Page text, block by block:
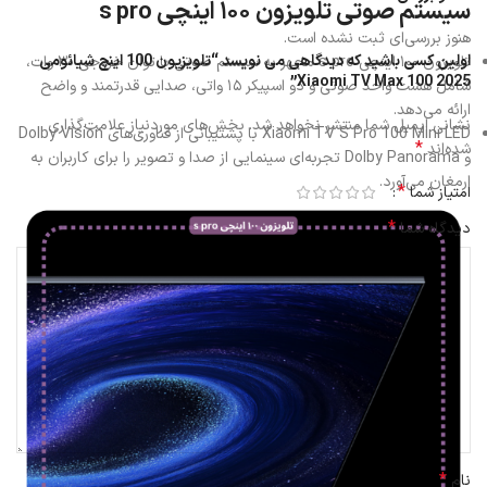
سیستم صوتی تلویزون ۱۰۰ اینچی s pro
تلویزون ۱۰۰ اینچی s pro مجهز به سیستم صوتی با توان خروجی ۳۰ وات،
شامل هشت واحد صوتی و دو اسپیکر ۱۵ واتی، صدایی قدرتمند و واضح
ارائه می‌دهد.
Xiaomi TV S Pro 100 Mini LED با پشتیبانی از فناوری‌های Dolby Vision
و Dolby Panorama تجربه‌ای سینمایی از صدا و تصویر را برای کاربران به
ارمغان می‌آورد.
هنوز بررسی‌ای ثبت نشده است.
اولین کسی باشید که دیدگاهی می نویسد “تلویزیون 100 اینچ شیائومی
2025 Xiaomi TV Max 100”
نشانی ایمیل شما منتشر نخواهد شد. بخش‌های موردنیاز علامت‌گذاری
شده‌اند*
امتیاز شما*
دیدگاه شما*
نام *